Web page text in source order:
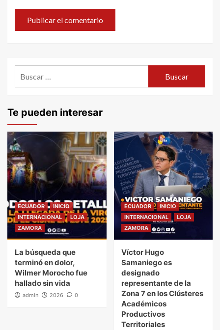
Te pueden interesar
ECUADOR
INICIO
INTERNACIONAL
LOJA
ZAMORA
La búsqueda que
terminó en dolor,
Wilmer Morocho fue
hallado sin vida
admin 2026 0
ECUADOR
INICIO
INTERNACIONAL
LOJA
ZAMORA
Víctor Hugo
Samaniego es
designado
representante de la
Zona 7 en los Clústeres
Académicos
Productivos
Territoriales